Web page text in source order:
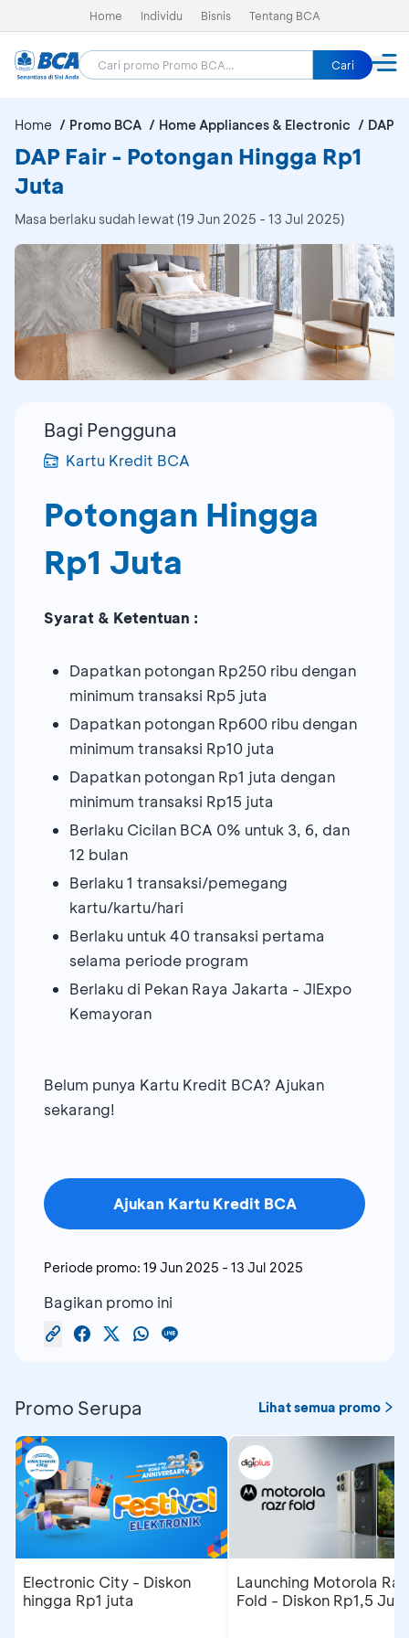
Home Individu Bisnis Tentang BCA
Cari
Home Promo BCA Home Appliances & Electronic DAP
DAP Fair - Potongan Hingga Rp1
Juta
Masa berlaku sudah lewat (19 Jun 2025 - 13 Jul 2025)
Bagi Pengguna
Kartu Kredit BCA
Potongan Hingga
Rp1 Juta
Syarat & Ketentuan :
Dapatkan potongan Rp250 ribu dengan
minimum transaksi Rp5 juta
Dapatkan potongan Rp600 ribu dengan
minimum transaksi Rp10 juta
Dapatkan potongan Rp1 juta dengan
minimum transaksi Rp15 juta
Berlaku Cicilan BCA 0% untuk 3, 6, dan
12 bulan
Berlaku 1 transaksi/pemegang
kartu/kartu/hari
Berlaku untuk 40 transaksi pertama
selama periode program
Berlaku di Pekan Raya Jakarta - JIExpo
Kemayoran
Belum punya Kartu Kredit BCA? Ajukan
sekarang!
Ajukan Kartu Kredit BCA
Periode promo: 19 Jun 2025 - 13 Jul 2025
Bagikan promo ini
Promo Serupa Lihat semua promo
Electronic City - Diskon
hingga Rp1 juta
Launching Motorola
Fold - Diskon Rp1,5 Juta